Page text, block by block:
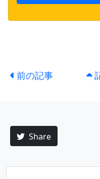
前の記事
Share